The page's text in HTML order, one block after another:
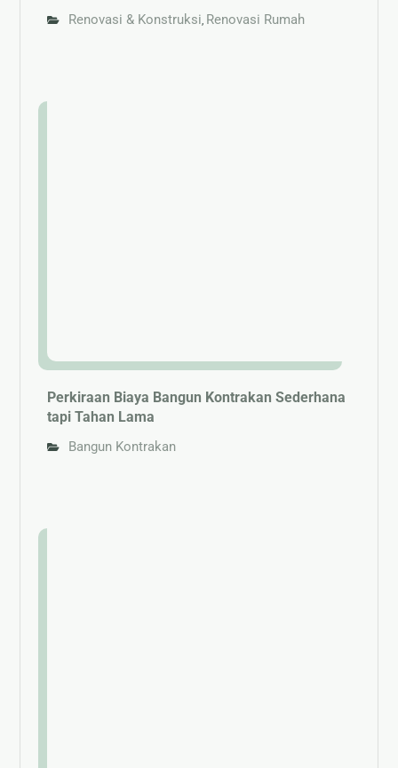
Renovasi & Konstruksi Renovasi Rumah
Perkiraan Biaya Bangun Kontrakan Sederhana
tapi Tahan Lama
Bangun Kontrakan